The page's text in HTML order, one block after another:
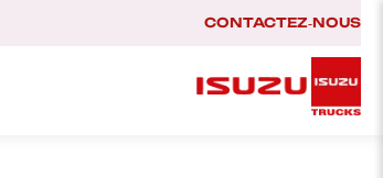
CONTACTEZ‑NOUS